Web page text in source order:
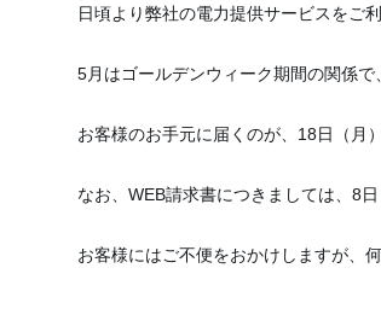
日頃より弊社の電力提供サービスをご
5月はゴールデンウィーク期間の関係で
お客様のお手元に届くのが、18日（月
なお、WEB請求書につきましては、8
お客様にはご不便をおかけしますが、